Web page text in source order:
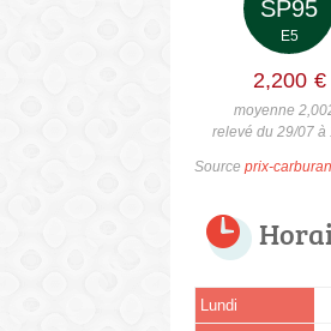
SP95
E5
2,200 €
moyenne
relevé du 29/07 à
Source prix-
Lundi